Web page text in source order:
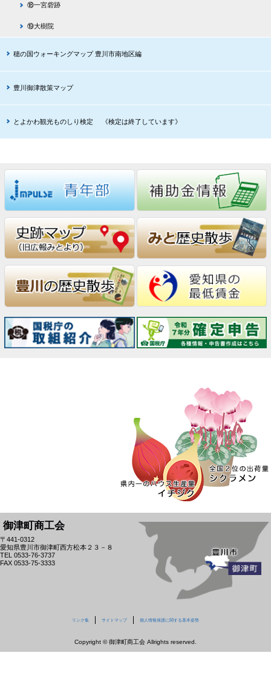
⑱一宮砦跡
⑲大樹院
穂の国ウォーキングマップ 豊川市南地区編
豊川御津散策マップ
とよかわ観光ものしり検定 《検定は終了しています》
御津町商工会
〒441-0312
愛知県豊川市御津町西方松本２３－８
TEL 0533-76-3737
FAX 0533-75-3333
リンク集 サイトマップ 個人情報保護に関する基本姿勢
Copyright © 御津町商工会 Allrights reserved.